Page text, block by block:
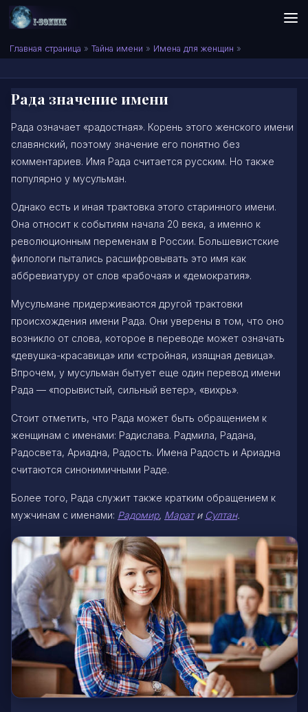
Skip to content
Сонник I-SONNIK.COM
Главная страница » Тайна имени » Имена для женщин »
Рада значение имени
Рада означает «радостная». Корень этого женского имени
славянский, поэтому значение его понятно без
комментариев. Имя Рада считается русским. Но также
популярно у мусульман.
Однако есть и иная трактовка этого старинного имени.
Она относит к событиям начала 20 века, а именно к
революционным переменам в России. Большевистские
филологи пытались расшифровывать это имя как
аббревиатуру от слов «рабочая» и «демократия».
Мусульмане придерживаются другой трактовки
происхождения имени Рада. Они уверены в том, что оно
возникло от слова, которое в переводе может означать
«девушка-красавица» или «стройная, изящная девица».
Впрочем, у мусульман бытует еще один перевод имени
Рада — «порывистый, сильный ветер», «вихрь».
Стоит отметить, что Рада может быть обращением к
женщинам с именами: Радислава. Радмила, Радана,
Радосвета, Ариадна, Радость. Имена Радость и Ариадна
считаются синонимичными Раде.
Более того, Рада служит также кратким обращением к
мужчинам с именами: Радомир, Марати Султан.